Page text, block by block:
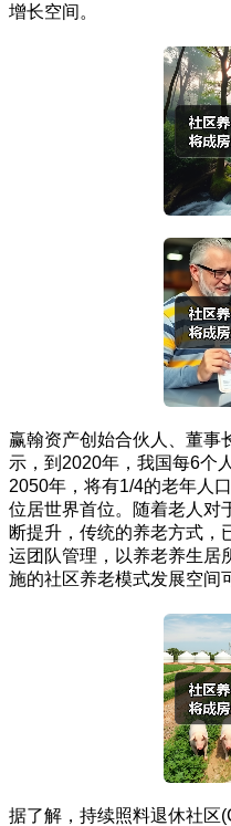
增长空间。
赢翰资产创始合伙人、董事
示，到2020年，我国每6个
2050年，将有1/4的老年人
位居世界首位。随着老人对
断提升，传统的养老方式，
运团队管理，以养老养生居
施的社区养老模式发展空间
据了解，持续照料退休社区